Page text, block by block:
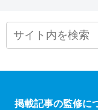
掲載記事の監修に